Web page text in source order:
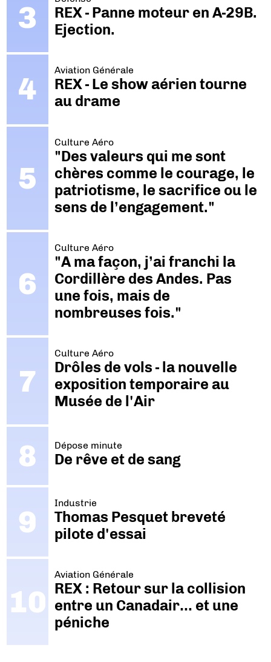
REX - Panne moteur en A-29B.
Ejection.
Aviation Générale
REX - Le show aérien tourne
au drame
Culture Aéro
"Des valeurs qui me sont
chères comme le courage, le
patriotisme, le sacrifice ou le
sens de l’engagement."
Culture Aéro
"A ma façon, j’ai franchi la
Cordillère des Andes. Pas
une fois, mais de
nombreuses fois."
Culture Aéro
Drôles de vols - la nouvelle
exposition temporaire au
Musée de l'Air
Dépose minute
De rêve et de sang
Industrie
Thomas Pesquet breveté
pilote d'essai
Aviation Générale
REX : Retour sur la collision
entre un Canadair… et une
péniche